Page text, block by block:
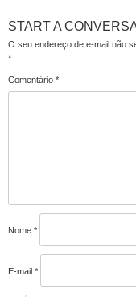
START A
O seu endereço de e-mail não
*
Comentário *
Nome *
E-mail *